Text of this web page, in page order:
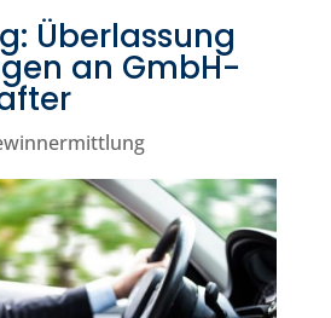
Überlassung
an GmbH-